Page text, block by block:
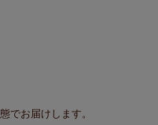
でお届けします。